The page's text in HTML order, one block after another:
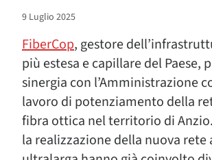
9 Luglio 2025
FiberCop, gestore
più estesa e capillare del Paese,
sinergia con l’Amministrazione
lavoro di potenziamento della
fibra ottica nel territorio di
la realizzazione della nuova rete